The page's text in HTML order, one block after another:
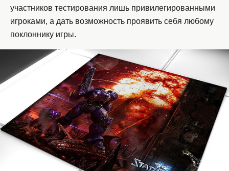
участников тестирования лишь привилегированными
игроками, а дать возможность проявить себя любому
поклоннику игры.